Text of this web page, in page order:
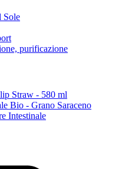
Sole
purificazione
Straw - 580 ml
Bio - Grano Saraceno
Intestinale